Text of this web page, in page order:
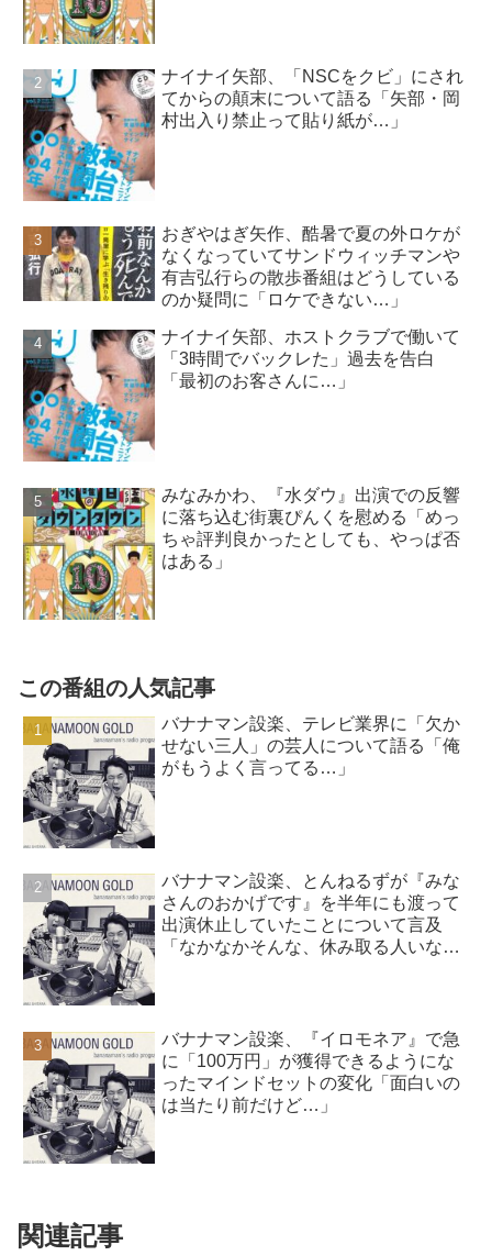
ナイナイ矢部、「NSCをクビ」にされ
てからの顛末について語る「矢部・岡
村出入り禁止って貼り紙が…」
おぎやはぎ矢作、酷暑で夏の外ロケが
なくなっていてサンドウィッチマンや
有吉弘行らの散歩番組はどうしている
のか疑問に「ロケできない…」
ナイナイ矢部、ホストクラブで働いて
「3時間でバックレた」過去を告白
「最初のお客さんに…」
みなみかわ、『水ダウ』出演での反響
に落ち込む街裏ぴんくを慰める「めっ
ちゃ評判良かったとしても、やっぱ否
はある」
この番組の人気記事
バナナマン設楽、テレビ業界に「欠か
せない三人」の芸人について語る「俺
がもうよく言ってる…」
バナナマン設楽、とんねるずが『みな
さんのおかげです』を半年にも渡って
出演休止していたことについて言及
「なかなかそんな、休み取る人いな
バナナマン設楽、『イロモネア』で急
に「100万円」が獲得できるようにな
ったマインドセットの変化「面白いの
は当たり前だけど…」
関連記事